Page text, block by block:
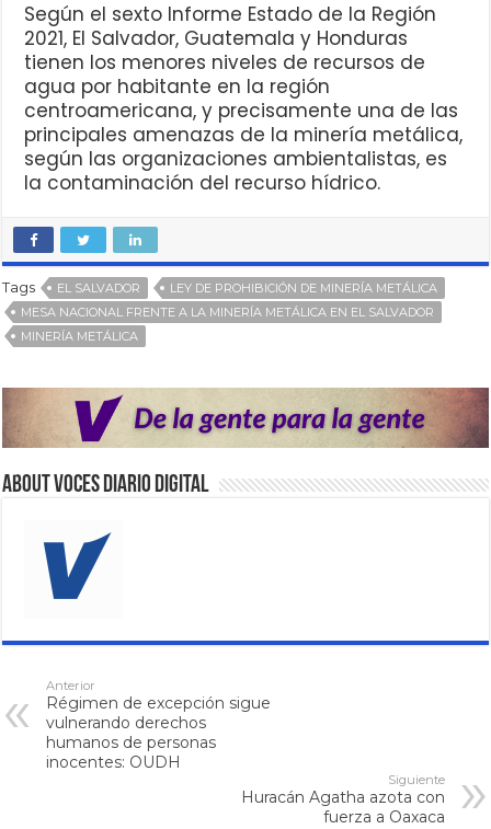
Según el sexto Informe Estado de la Región
2021, El Salvador, Guatemala y Honduras
tienen los menores niveles de recursos de
agua por habitante en la región
centroamericana, y precisamente una de las
principales amenazas de la minería metálica,
según las organizaciones ambientalistas, es
la contaminación del recurso hídrico.
Tags EL SALVADOR
LEY DE PROHIBICIÓN DE MINERÍA METÁLICA
MESA NACIONAL FRENTE A LA MINERÍA METÁLICA EN EL SALVADOR
MINERÍA METÁLICA
About VOCES Diario digital
Anterior
Régimen de excepción sigue
vulnerando derechos
humanos de personas
inocentes: OUDH
Siguiente
Huracán Agatha azota con
fuerza a Oaxaca